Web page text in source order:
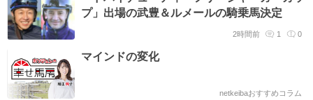
プ」出場の武豊＆ルメールの騎乗馬決定
2時間前 1 0
マインドの変化
netkeibaおすすめコラム